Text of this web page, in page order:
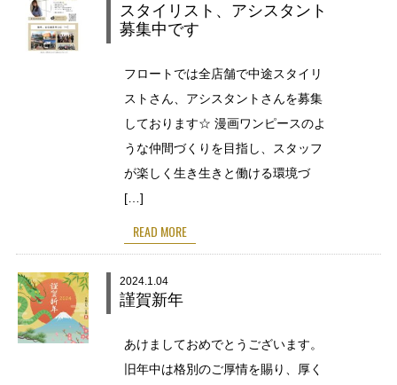
スタイリスト、アシスタント
募集中です
フロートでは全店舗で中途スタイリ
ストさん、アシスタントさんを募集
しております☆ 漫画ワンピースのよ
うな仲間づくりを目指し、スタッフ
が楽しく生き生きと働ける環境づ
[…]
READ MORE
2024.1.04
謹賀新年
あけましておめでとうございます。
旧年中は格別のご厚情を賜り、厚く